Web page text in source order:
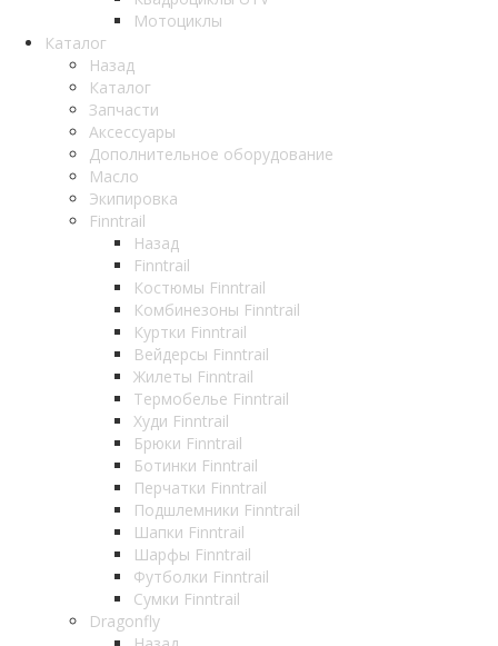
Мотоциклы
Каталог
Назад
Каталог
Запчасти
Аксессуары
Дополнительное оборудование
Масло
Экипировка
Finntrail
Назад
Finntrail
Костюмы Finntrail
Комбинезоны Finntrail
Куртки Finntrail
Вейдерсы Finntrail
Жилеты Finntrail
Термобелье Finntrail
Худи Finntrail
Брюки Finntrail
Ботинки Finntrail
Перчатки Finntrail
Подшлемники Finntrail
Шапки Finntrail
Шарфы Finntrail
Футболки Finntrail
Сумки Finntrail
Dragonfly